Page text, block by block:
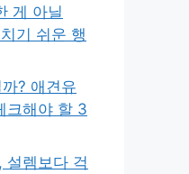
게 아닐
기 쉬운 행
? 애견유
크해야 할 3
설렘보다 걱